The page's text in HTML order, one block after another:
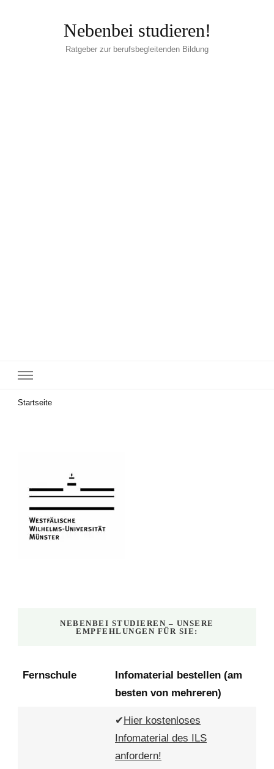
Nebenbei studieren!
Ratgeber zur berufsbegleitenden Bildung
Startseite
NEBENBEI STUDIEREN – UNSERE
EMPFEHLUNGEN FÜR SIE:
Fernschule
Infomaterial bestellen (am
besten von mehreren)
✔Hier kostenloses
Infomaterial des ILS
anfordern!